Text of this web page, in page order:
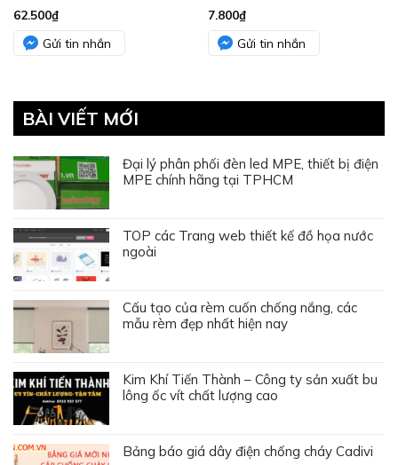
62.500₫
Gửi tin nhắn
7.800₫
Gửi tin nhắn
BÀI VIẾT MỚI
Đại lý phân phối đèn led MPE, thiết bị điện
MPE chính hãng tại TPHCM
TOP các Trang web thiết kế đồ họa nước
ngoài
Cấu tạo của rèm cuốn chống nắng, các
mẫu rèm đẹp nhất hiện nay
Kim Khí Tiến Thành – Công ty sản xuất bu
lông ốc vít chất lượng cao
Bảng báo giá dây điện chống cháy Cadivi